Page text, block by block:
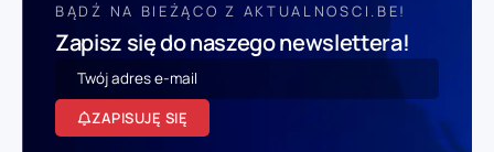
BĄDŹ NA BIEŻĄCO Z AKTUALNOSCI.BE!
Zapisz się do naszego newslettera!
ZAPISUJĘ SIĘ